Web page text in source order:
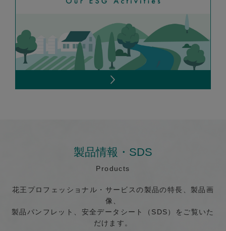
製品情報・SDS
Products
花王プロフェッショナル・サービスの製品の特長、製品画
像、
製品パンフレット、安全データシート（SDS）をご覧いた
だけます。